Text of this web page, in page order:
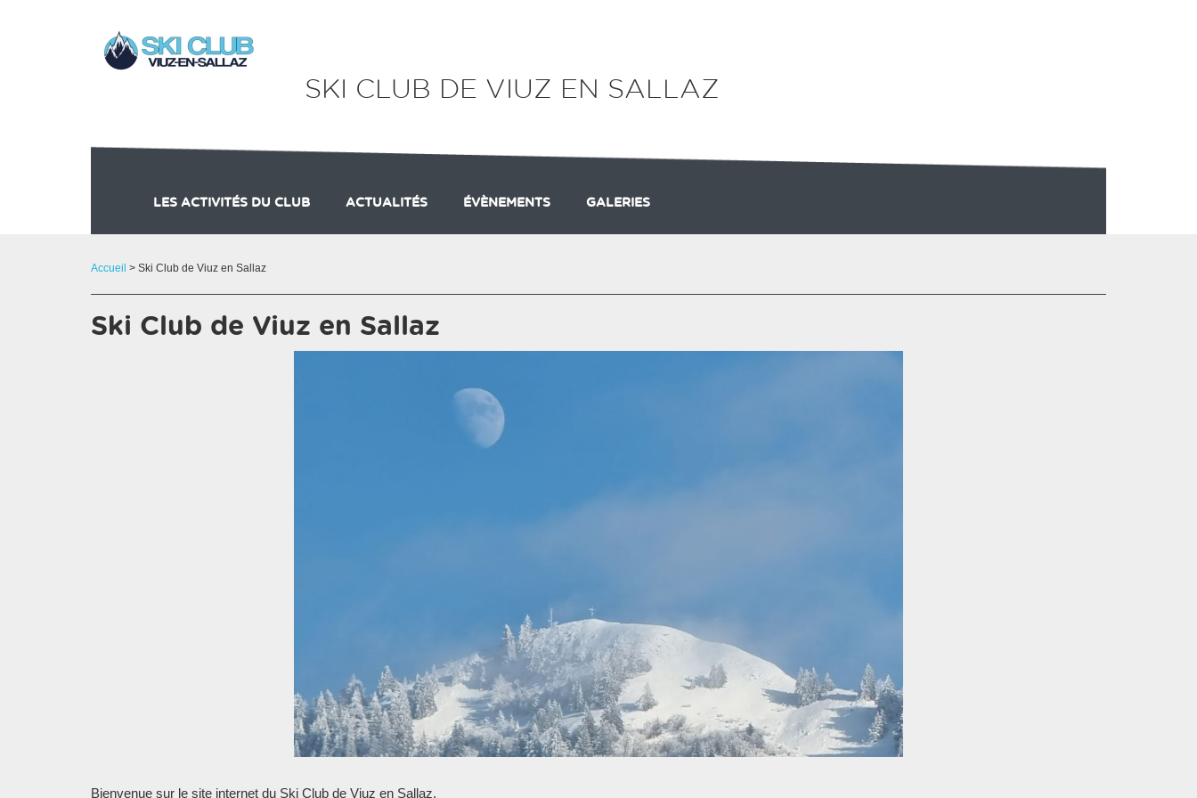
SKI CLUB DE VIUZ EN SALLAZ
LES ACTIVITÉS DU CLUB ACTUALITÉS ÉVÈNEMENTS GALERIES
Accueil > Ski Club de Viuz en Sallaz
Ski Club de Viuz en Sallaz
Bienvenue sur le site internet du Ski Club de Viuz en Sallaz.